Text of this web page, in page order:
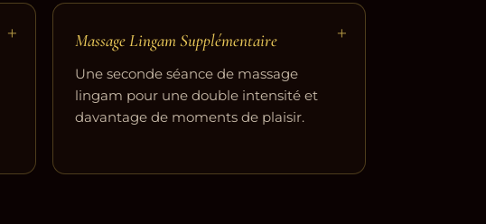
+ +
Massage Lingam Supplémentaire
Une seconde séance de massage
lingam pour une double intensité et
davantage de moments de plaisir.